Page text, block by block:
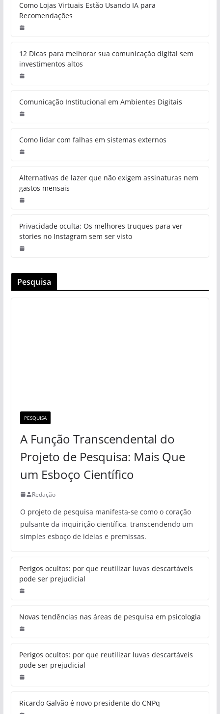
Como Lojas Virtuais Estão Usando IA para
Recomendações
12 Dicas para melhorar sua comunicação digital sem
investimentos altos
Comunicação Institucional em Ambientes Digitais
Como lidar com falhas em sistemas externos
Alternativas de lazer que não exigem assinaturas nem
gastos mensais
Privacidade oculta: Os melhores truques para ver
stories no Instagram sem ser visto
Pesquisa
PESQUISA
A Função Transcendental do
Projeto de Pesquisa: Mais Que
um Esboço Científico
Redação
O projeto de pesquisa manifesta-se como o coração
pulsante da inquirição científica, transcendendo um
simples esboço de ideias e premissas.
Perigos ocultos: por que reutilizar luvas descartáveis
pode ser prejudicial
Novas tendências nas áreas de pesquisa em psicologia
Perigos ocultos: por que reutilizar luvas descartáveis
pode ser prejudicial
Ricardo Galvão é novo presidente do CNPq